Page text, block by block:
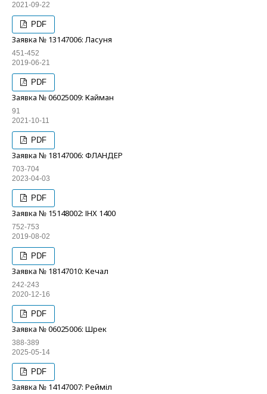
2021-09-22
PDF
Заявка № 13147006: Ласуня
451-452
2019-06-21
PDF
Заявка № 06025009: Кайман
91
2021-10-11
PDF
Заявка № 18147006: ФЛАНДЕР
703-704
2023-04-03
PDF
Заявка № 15148002: ІНХ 1400
752-753
2019-08-02
PDF
Заявка № 18147010: Кечал
242-243
2020-12-16
PDF
Заявка № 06025006: Шрек
388-389
2025-05-14
PDF
Заявка № 14147007: Рейміл